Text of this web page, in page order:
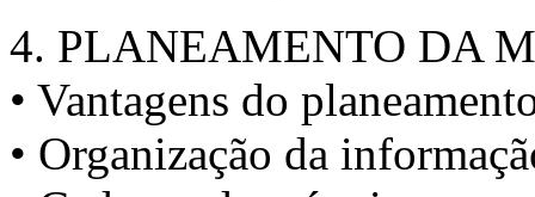
4. PLANEAMENTO DA
• Vantagens do
• Organização da